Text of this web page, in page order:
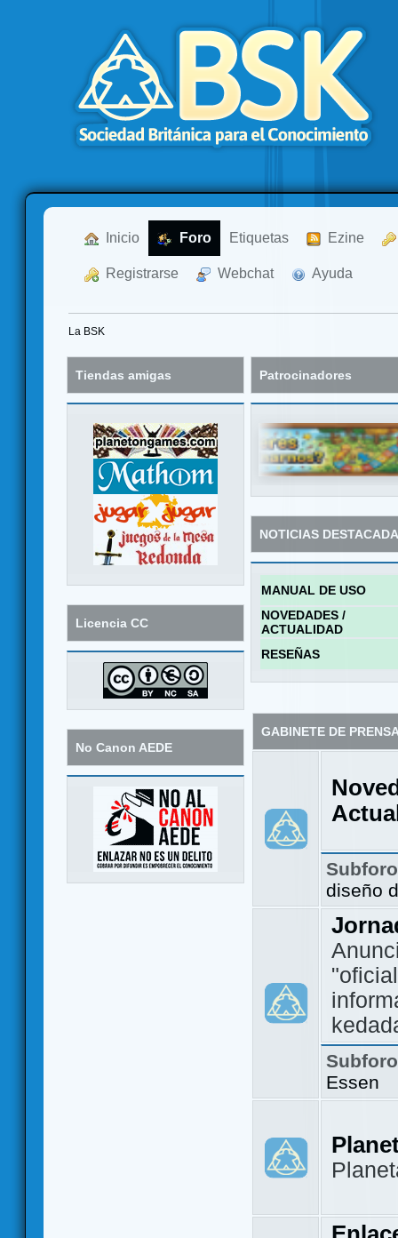
Inicio Foro Etiquetas Ezine
Registrarse Webchat Ayuda
La BSK
Tiendas amigas
Licencia CC
No Canon AEDE
Patrocinadores
NOTICIAS
MANUAL DE USO
NOVEDADES /
ACTUALIDAD
RESEÑAS
GABINETE DE
diseño
Essen